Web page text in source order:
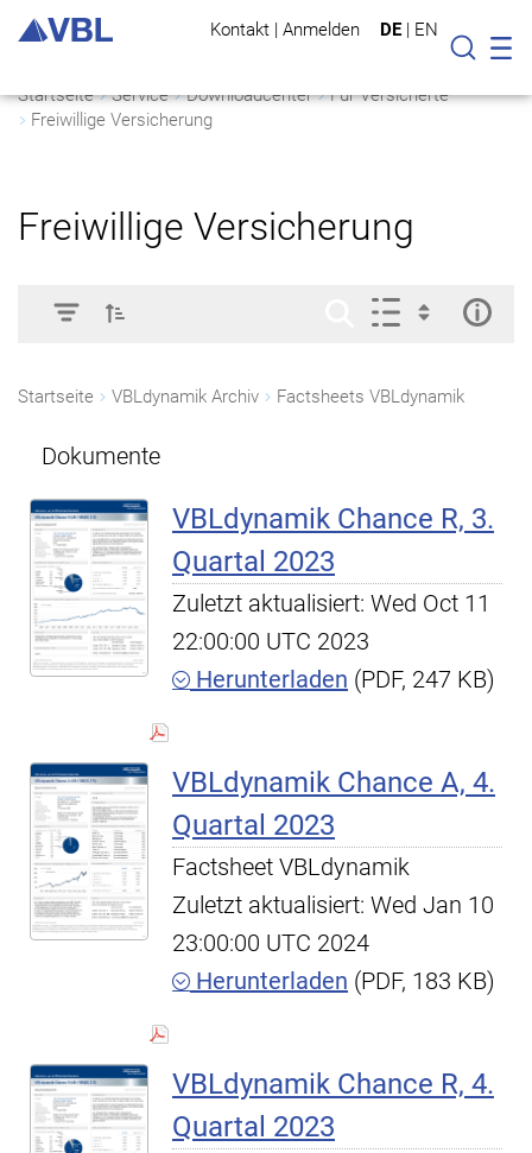
Kontakt | Anmelden DE | EN
Suche
Startseite Service Downloadcenter
Für Versicherte
Freiwillige Versicherung
Freiwillige Versicherung
Startseite VBLdynamik Archiv Factsheets VBLdynamik
Dokumente
VBLdynamik Chance R, 3.
Quartal 2023
Zuletzt aktualisiert: Wed Oct 11
22:00:00 UTC 2023
Herunterladen (PDF, 247 KB)
VBLdynamik Chance A, 4.
Quartal 2023
Factsheet VBLdynamik
Zuletzt aktualisiert: Wed Jan 10
23:00:00 UTC 2024
Herunterladen (PDF, 183 KB)
VBLdynamik Chance R, 4.
Quartal 2023